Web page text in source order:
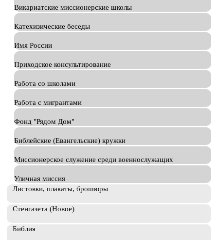
Викариатские миссионерские школы
Катехизические беседы
Имя России
Приходское консультирование
Работа со школами
Работа с мигрантами
Фонд "Рядом Дом"
Библейские (Евангельские) кружки
Миссионерское служение среди военнослужащих
Уличная миссия
Листовки, плакаты, брошюры
Стенгазета (Новое)
Библия